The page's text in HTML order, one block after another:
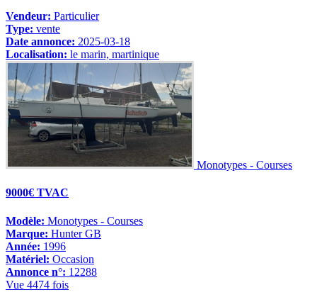
Vendeur: Particulier
Type: vente
Date annonce: 2025-03-18
Localisation: le marin, martinique
Monotypes - Courses
9000€ TVAC
Modèle: Monotypes - Courses
Marque: Hunter GB
Année: 1996
Matériel: Occasion
Annonce n°: 12288
Vue 4474 fois